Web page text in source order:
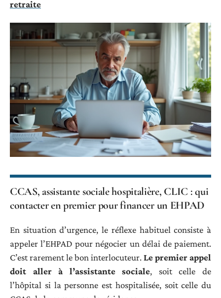
retraite
CCAS, assistante sociale hospitalière, CLIC : qui
contacter en premier pour financer un EHPAD
En situation d’urgence, le réflexe habituel consiste à
appeler l’EHPAD pour négocier un délai de paiement.
C’est rarement le bon interlocuteur.Le premier appel
doit aller à l’assistante sociale, soit celle de
l’hôpital si la personne est hospitalisée, soit celle du